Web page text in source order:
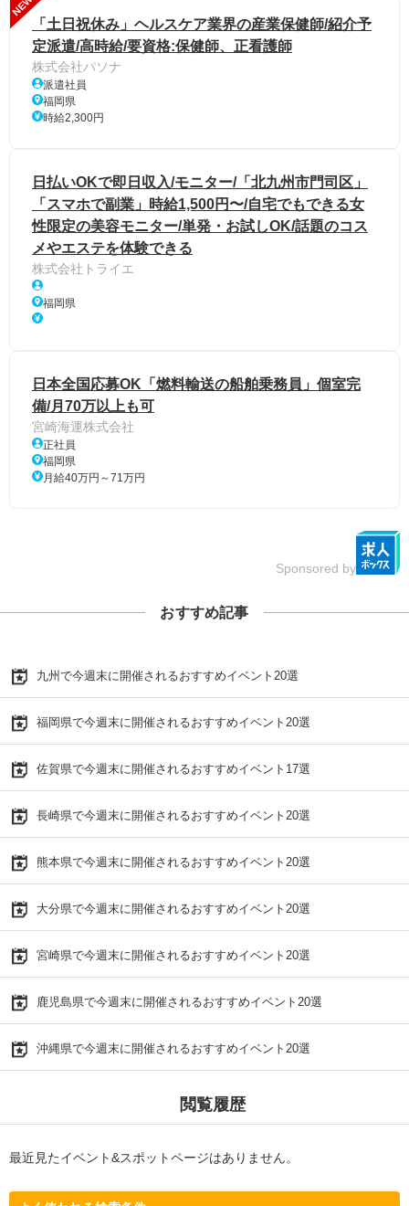
NEW
「土日祝休み」ヘルスケア業界の産業保健師/紹介予
定派遣/高時給/要資格:保健師、正看護師
株式会社パソナ
派遣社員
福岡県
時給2,300円
日払いOKで即日収入/モニター/「北九州市門司区」
「スマホで副業」時給1,500円〜/自宅でもできる女
性限定の美容モニター/単発・お試しOK/話題のコス
メやエステを体験できる
株式会社トライエ
福岡県
日本全国応募OK「燃料輸送の船舶乗務員」個室完
備/月70万以上も可
宮崎海運株式会社
正社員
福岡県
月給40万円～71万円
Sponsored by
おすすめ記事
九州で今週末に開催されるおすすめイベント20選
福岡県で今週末に開催されるおすすめイベント20選
佐賀県で今週末に開催されるおすすめイベント17選
長崎県で今週末に開催されるおすすめイベント20選
熊本県で今週末に開催されるおすすめイベント20選
大分県で今週末に開催されるおすすめイベント20選
宮崎県で今週末に開催されるおすすめイベント20選
鹿児島県で今週末に開催されるおすすめイベント20選
沖縄県で今週末に開催されるおすすめイベント20選
閲覧履歴
最近見たイベント&スポットページはありません。